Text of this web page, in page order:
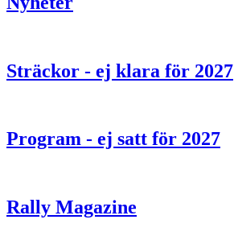
Sträckor - ej klara för 2027
Program - ej satt för 2027
Rally Magazine